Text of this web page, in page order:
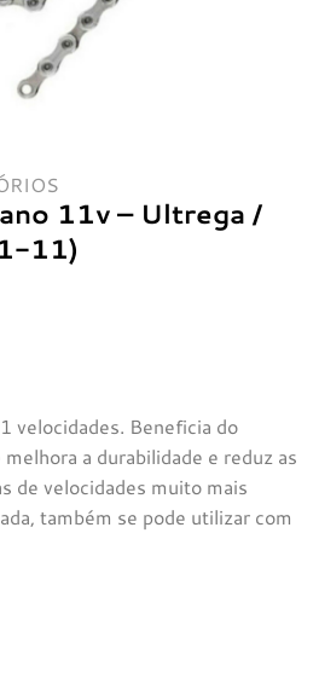
11v – Ultrega /
11)
velocidades. Beneficia do
a durabilidade e reduz as
de velocidades muito mais
também se pode utilizar com